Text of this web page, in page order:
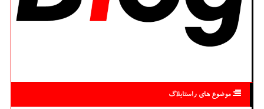
موضوع های راستابلاگ